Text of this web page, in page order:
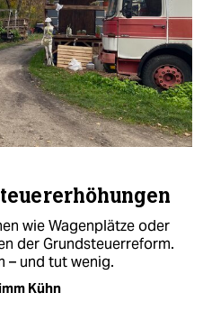
wie Wagenplätze oder
der Grundsteuerreform.
– und tut wenig.
Kühn